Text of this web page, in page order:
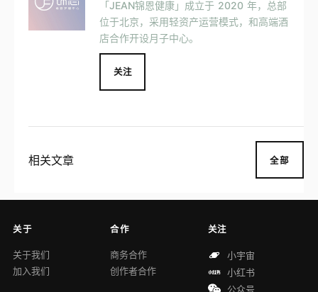
「JEAN锦恩健康」成立于 2020 年，总部
位于北京，采用轻资产运营模式，和高端酒
店合作开设月子中心。
关注
相关文章 全部
关于
关于我们
加入我们
合作
商务合作
创作者合作
关注
小宇宙
小红书
公众号